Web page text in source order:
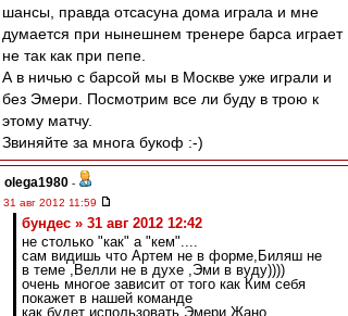
шансы, правда отсасуна дома играла и мне
думается при нынешнем тренере барса играет
не так как при пепе.
А в ничью с барсой мы в Москве уже играли и
без Эмери. Посмотрим все ли буду в трою к
этому матчу.
Звиняйте за многа букоф :-)
olega1980 -
31 авг 2012 11:59
бундес » 31 авг 2012 12:42
не столько "как" а "кем"....
сам видишь что Артем не в форме,Биляш не
в теме ,Велли не в духе ,Эми в вуду))))
очень многое зависит от того как Ким себя
покажет в нашей команде
как будет использовать Эмери Жано